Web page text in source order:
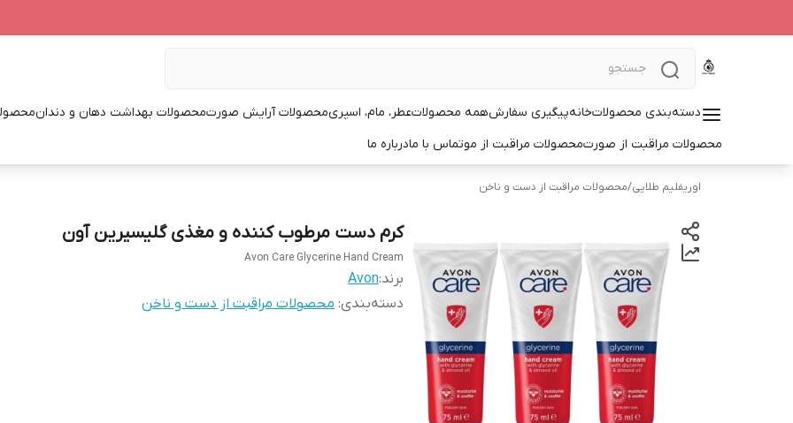
دسته‌بندی محصولاتخانهپیگیری سفارشهمه محصولاتعطر، مام، اسپریمحصولات آرایش صورتمحصولات بهداشت دهان و دندان
محصولات مراقبت از صورتمحصولات مراقبت از موتماس با مادرباره ما
اوریفلیم طلایی/محصولات مراقبت از دست و ناخن
کرم دست مرطوب کننده و مغذی گلیسیرین آون
Avon Care Glycerine Hand Cream
برند:Avon
دسته‌بندی: محصولات مراقبت از دست و ناخن